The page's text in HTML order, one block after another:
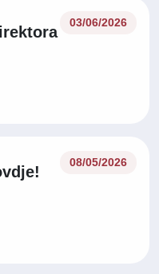
03/06/2026
08/05/2026